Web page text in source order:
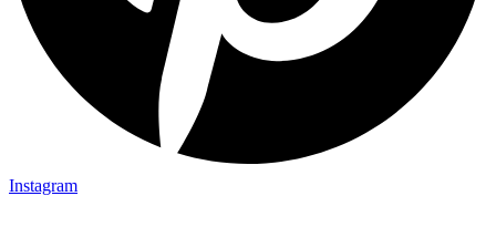
Instagram